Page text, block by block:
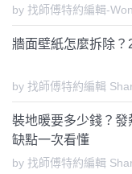
by 找師傅特約編輯-
牆面壁紙怎麼拆除？
by 找師傅特約編輯
裝地暖要多少錢？
缺點一次看懂
by 找師傅特約編輯